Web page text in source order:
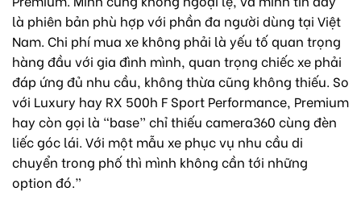
là phiên bản phù hợp với phần đa người dùng tại Việt
Nam. Chi phí mua xe không phải là yếu tố quan trọng
hàng đầu với gia đình mình, quan trọng chiếc xe phải
đáp ứng đủ nhu cầu, không thừa cũng không thiếu. So
với Luxury hay RX 500h F Sport Performance, Premium
hay còn gọi là “base” chỉ thiếu camera360 cùng đèn
liếc góc lái. Với một mẫu xe phục vụ nhu cầu di
chuyển trong phố thì mình không cần tới những
option đó.”